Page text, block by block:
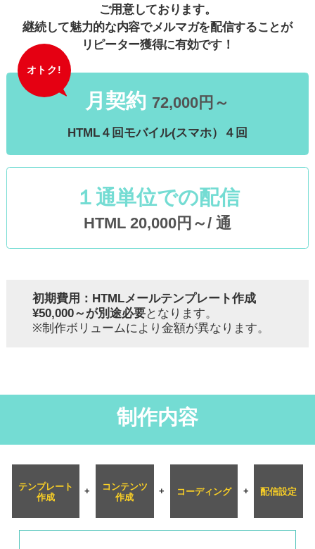
ご用意しております。
継続して魅力的な内容でメルマガを配信することが
リピーター獲得に有効です！
オトク!
月契約 72,000円～
HTML４回 モバイル(スマホ）４回
１通単位での配信
HTML 20,000円～/ 通
初期費用：HTMLメールテンプレート作成
¥50,000～が別途必要となります。
※制作ボリュームにより金額が異なります。
制作内容
テンプレート
作成
+
コンテンツ
作成
+ コーディング + 配信設定